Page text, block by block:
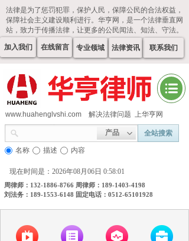
法律是为了惩罚犯罪，保护人民，保障公民的合法权益，
保障社会主义建设顺利进行。华亨网，是一个法律垂直网
站，致力于传播法律，让更多的公民闻法、知法、守法。
在线留言 专业领域 法律资讯 联系我们
加入我们
产品 全站搜索
名称 描述 内容
现在时间是：2026年08月06日 0:58:02
www.huahenglvshi.com 解决法律问题 上华亨网
周律师：132-1886-8766 周律师：189-1403-4198
刘法务：189-1553-6148 固定电话：0512-65101928